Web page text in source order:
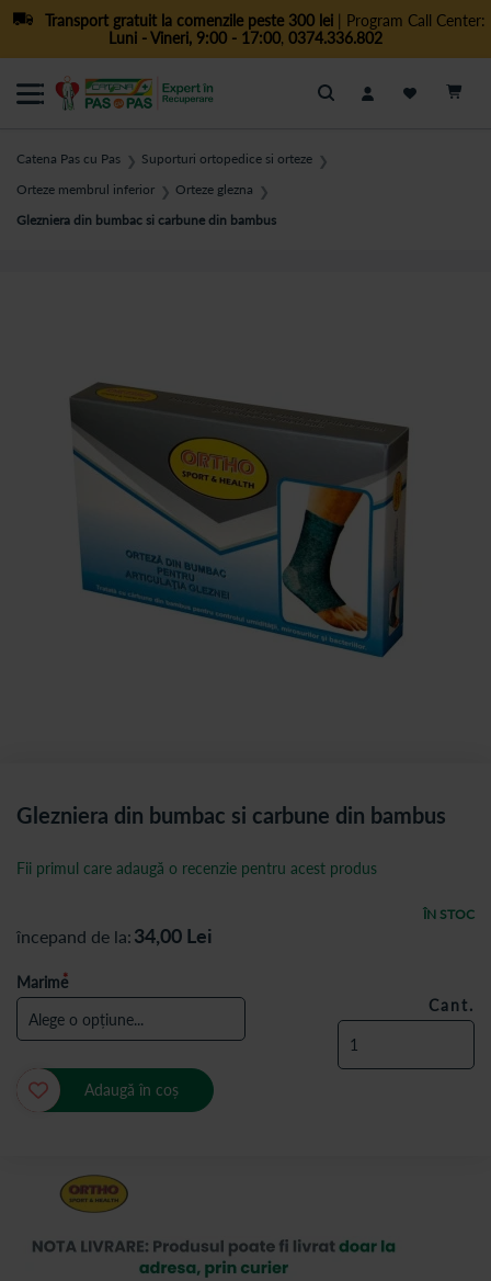
Transport gratuit la comenzile peste 300 lei| Program Call Center:
Luni - Vineri, 9:00 - 17:00, 0374.336.802
Cautare
Catena Pas cu Pas ❯ Suporturi ortopedice si orteze ❯
Orteze membrul inferior ❯ Orteze glezna ❯
Glezniera din bumbac si carbune din bambus
Glezniera din bumbac si carbune din bambus
ÎN STOC
Fii primul care adaugă o recenzie pentru acest produs
începand de la 34,00 Lei
Marime
Cant.
Adaugă în coș